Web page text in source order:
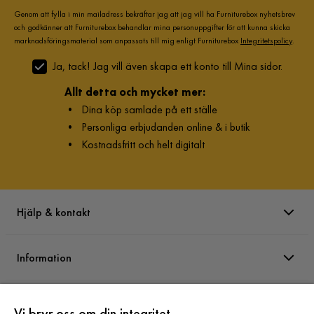
Genom att fylla i min mailadress bekräftar jag att jag vill ha Furniturebox nyhetsbrev
och godkänner att Furniturebox behandlar mina personuppgifter för att kunna skicka
marknadsföringsmaterial som anpassats till mig enligt Furniturebox Integritetspolicy.
Ja, tack! Jag vill även skapa ett konto till Mina sidor.
Allt detta och mycket mer:
• Dina köp samlade på ett ställe
• Personliga erbjudanden online & i butik
• Kostnadsfritt och helt digitalt
Hjälp & kontakt
Information